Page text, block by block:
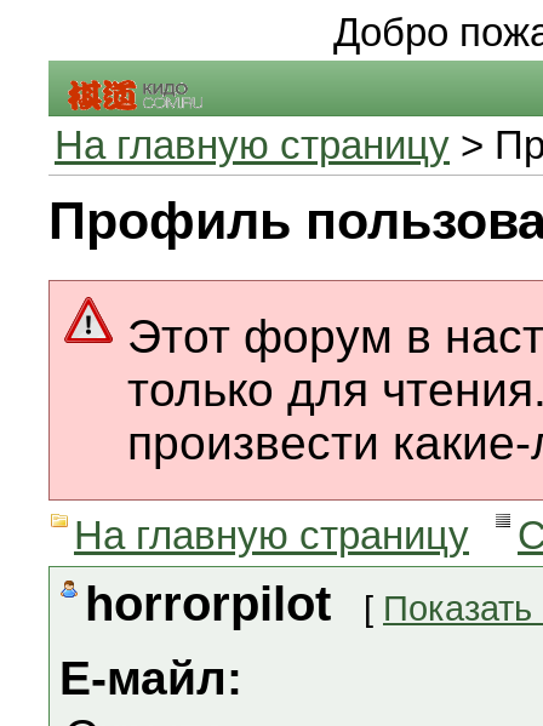
Добро
На главную страницу >
Профиль
Этот форум в
только для
произвести
На главную страницу
horrorpilot [
Е-майл: